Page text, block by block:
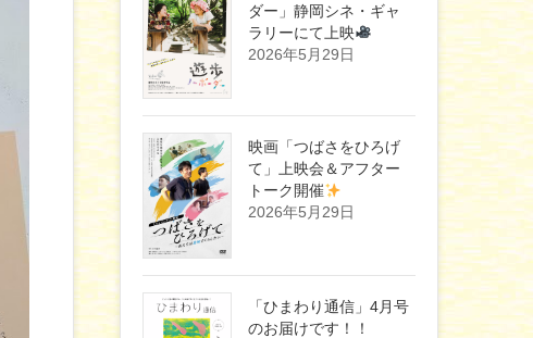
ダー」静岡シネ・ギャ
ラリーにて上映
2026年5月29日
映画「つばさをひろげ
て」上映会＆アフター
トーク開催
2026年5月29日
「ひまわり通信」4月号
のお届けです！！